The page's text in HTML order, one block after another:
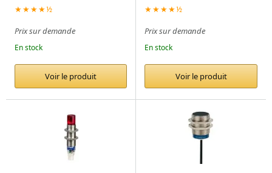
★★★★½
Prix sur demande
En stock
Voir le produit
★★★★½
Prix sur demande
En stock
Voir le produit